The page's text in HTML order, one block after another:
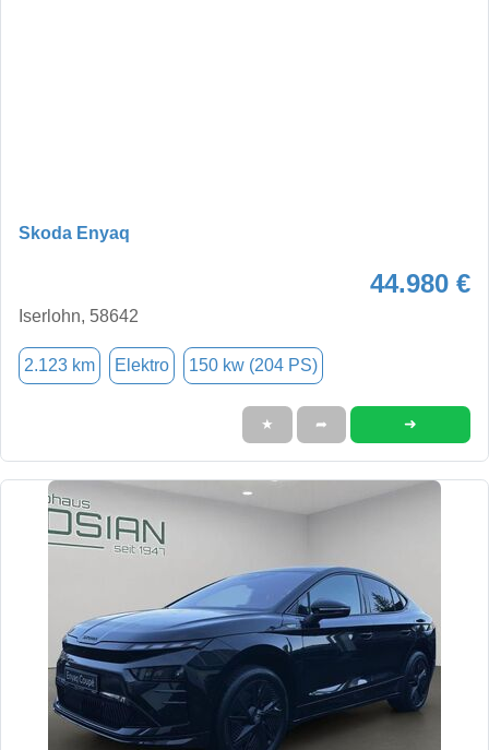
Skoda Enyaq
44.980 €
Iserlohn, 58642
2.123 km Elektro 150 kw (204 PS)
★ ➦ ➜